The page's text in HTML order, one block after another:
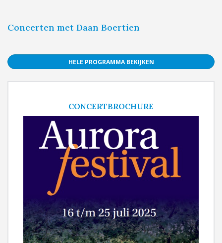
Concerten met Daan Boertien
HELE PROGRAMMA BEKIJKEN
CONCERTBROCHURE